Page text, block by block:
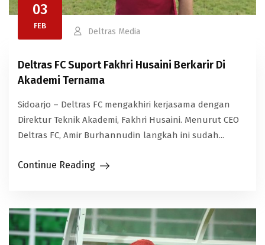
03
FEB
Deltras Media
Deltras FC Suport Fakhri Husaini Berkarir Di
Akademi Ternama
Sidoarjo – Deltras FC mengakhiri kerjasama dengan
Direktur Teknik Akademi, Fakhri Husaini. Menurut CEO
Deltras FC, Amir Burhannudin langkah ini sudah...
Continue Reading